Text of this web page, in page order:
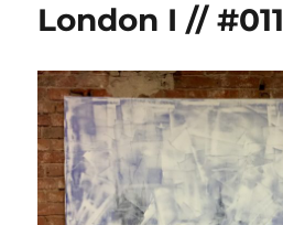
London I // #011